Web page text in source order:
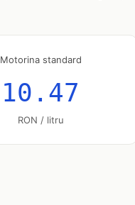
Motorina standard
10.47
RON / litru